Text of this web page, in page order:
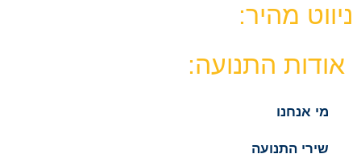
ניווט מהיר:
אודות התנועה:
מי אנחנו
שירי התנועה